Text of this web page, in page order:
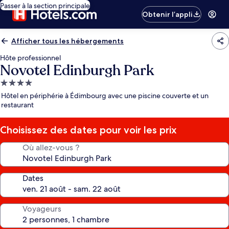
Passer à la section principale
Obtenir l’appli
Afficher tous les hébergements
Hôte professionnel
Novotel Edinburgh Park
Hébergement
4.0 étoiles
Hôtel en périphérie à Édimbourg avec une piscine couverte et un
restaurant
Choisissez des dates pour voir les prix
Où allez-vous ?
Dates
Voyageurs